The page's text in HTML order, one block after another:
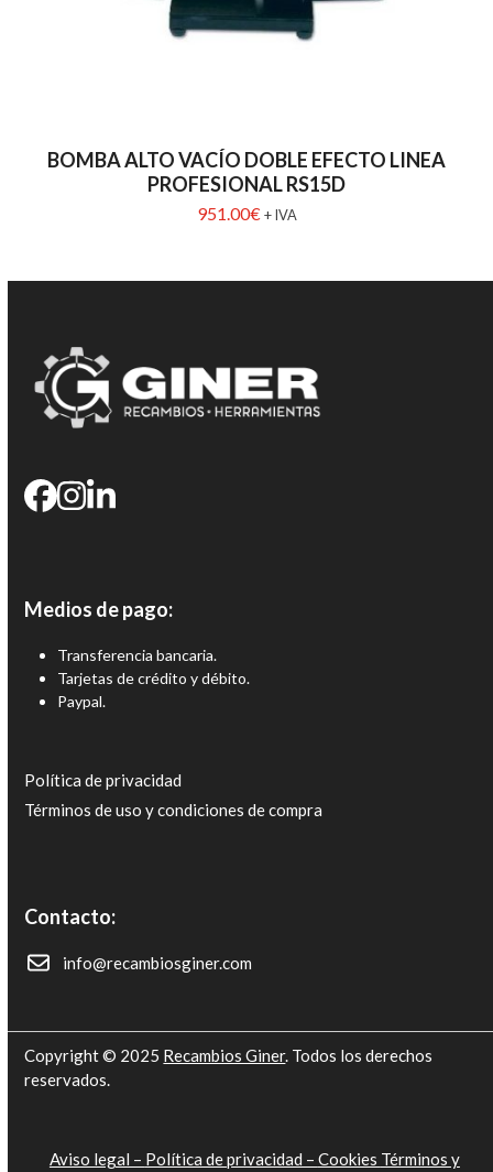
BOMBA ALTO VACÍO DOBLE EFECTO LINEA
PROFESIONAL RS15D
951.00€ + IVA
Medios de pago:
Transferencia bancaria.
Tarjetas de crédito y débito.
Paypal.
Política de privacidad
Términos de uso y condiciones de compra
Contacto:
info@recambiosginer.com
Copyright © 2025 Recambios Giner. Todos los derechos
reservados.
Aviso legal – Política de privacidad – Cookies Términos y